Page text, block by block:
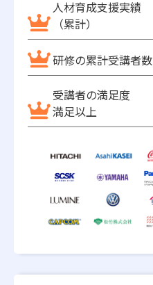
人材育成支援実績
（累計）
研修の累計受講者数
受講者の満足度
満足以上